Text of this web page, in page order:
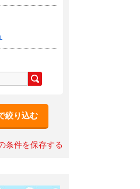
絞り込む
条件を保存する